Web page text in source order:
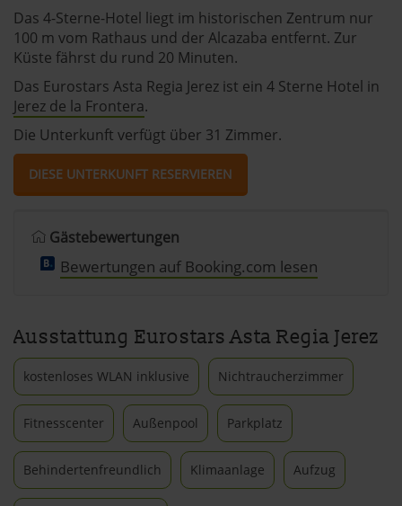
Das 4-Sterne-Hotel liegt im historischen Zentrum nur
100 m vom Rathaus und der Alcazaba entfernt. Zur
Küste fährst du rund 20 Minuten.
Das Eurostars Asta Regia Jerez ist ein 4 Sterne Hotel in
Jerez de la Frontera.
Die Unterkunft verfügt über 31 Zimmer.
DIESE UNTERKUNFT RESERVIEREN
Gästebewertungen
Bewertungen auf Booking.com lesen
Ausstattung Eurostars Asta Regia Jerez
kostenloses WLAN inklusive Nichtraucherzimmer
Fitnesscenter Außenpool Parkplatz
Behindertenfreundlich Klimaanlage Aufzug